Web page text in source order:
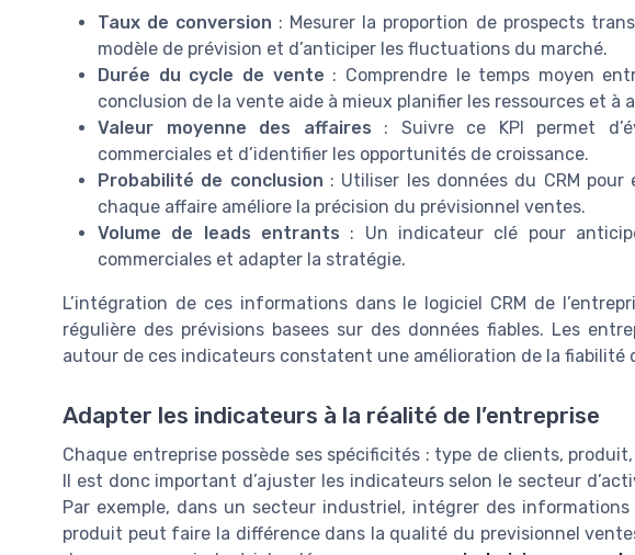
Taux de conversion : Mesurer la proportion de prospects
modèle de prévision et d’anticiper les fluctuations du marché.
Durée du cycle de vente : Comprendre le temps moyen
conclusion de la vente aide à mieux planifier les ressources et à
Valeur moyenne des affaires : Suivre ce KPI permet
commerciales et d’identifier les opportunités de croissance.
Probabilité de conclusion : Utiliser les données du CRM
chaque affaire améliore la précision du prévisionnel ventes.
Volume de leads entrants : Un indicateur clé pour
commerciales et adapter la stratégie.
L’intégration de ces informations dans le logiciel CRM de
régulière des prévisions basees sur des données fiables. Les
autour de ces indicateurs constatent une amélioration de la fiabilité
Adapter les indicateurs à la réalité de l’entreprise
Chaque entreprise possède ses spécificités : type de clients,
Il est donc important d’ajuster les indicateurs selon le secteur
Par exemple, dans un secteur industriel, intégrer des
produit peut faire la différence dans la qualité du previsionnel